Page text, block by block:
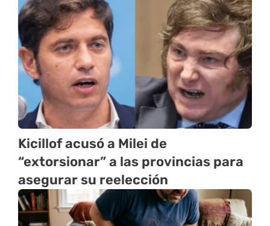
Kicillof acusó a Milei de
“extorsionar” a las provincias para
asegurar su reelección